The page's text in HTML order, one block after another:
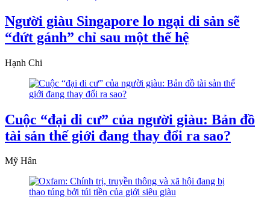
Người giàu Singapore lo ngại di sản sẽ
“đứt gánh” chỉ sau một thế hệ
Hạnh Chi
Cuộc “đại di cư” của người giàu: Bản đồ
tài sản thế giới đang thay đổi ra sao?
Mỹ Hân